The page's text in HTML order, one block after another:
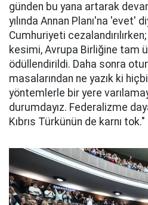
günden bu yana artarak
yılında Annan Planı'na 'evet'
Cumhuriyeti
kesimi, Avrupa Birliğine tam
ödüllendirildi. Daha sonra
masalarından ne yazık ki
yöntemlerle bir yere
durumdayız. Federalizme
Kıbrıs Türkünün de karnı tok."